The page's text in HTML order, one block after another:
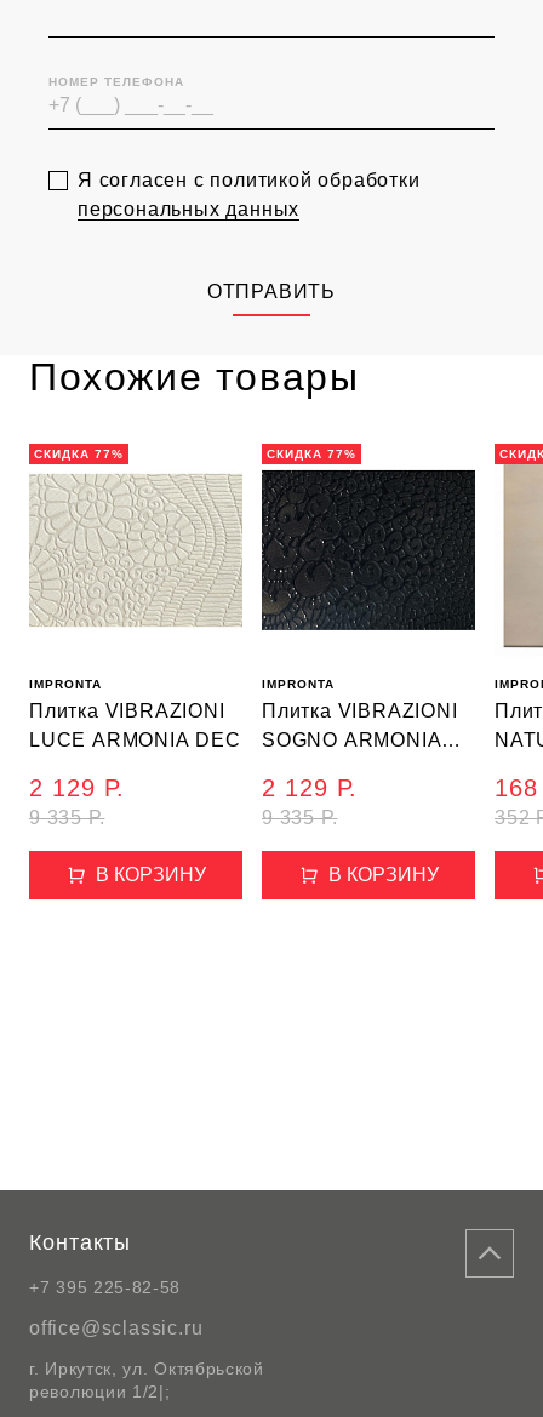
НОМЕР ТЕЛЕФОНА
Я согласен с политикой обработки
персональных данных
ОТПРАВИТЬ
Похожие товары
СКИДКА 77%
IMPRONTA
Плитка VIBRAZIONI
LUCE ARMONIA DEC
9 335 Р.
2 129 Р.
В КОРЗИНУ
СКИДКА 77%
IMPRONTA
Плитка VIBRAZIONI
SOGNO ARMONIA
9 335 Р.
2 129 Р.
В КОРЗИНУ
352
Контакты
+7 395 225-82-58
office@sclassic.ru
г. Иркутск, ул. Октябрьской
революции 1/2|;